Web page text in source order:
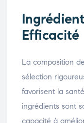
Efficacité
La composition de
sélection
favorisent la
ingrédients sont
capacité à